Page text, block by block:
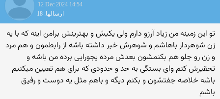
12 Dec 2024 14:54
ارسالها: 18
تو این زمینه من زیاد آرزو دارم ولی یکیش و بهترینش برامن اینه که با یه
زن شوهردار باهاشم و شوهرش خبر داشته باشه از رابطمون و هم مرد
و زن رو جلو هم بکنمشون بعدش مرده یجورایی برده من باشه و
تحقیرش کنم وای بستگی به حد و حدودی که برای هم تعیین میکنیم
باشه خلاصه جفتشون و بکنم دیگه و باهم مثل یه دوست و رفیق
باشم